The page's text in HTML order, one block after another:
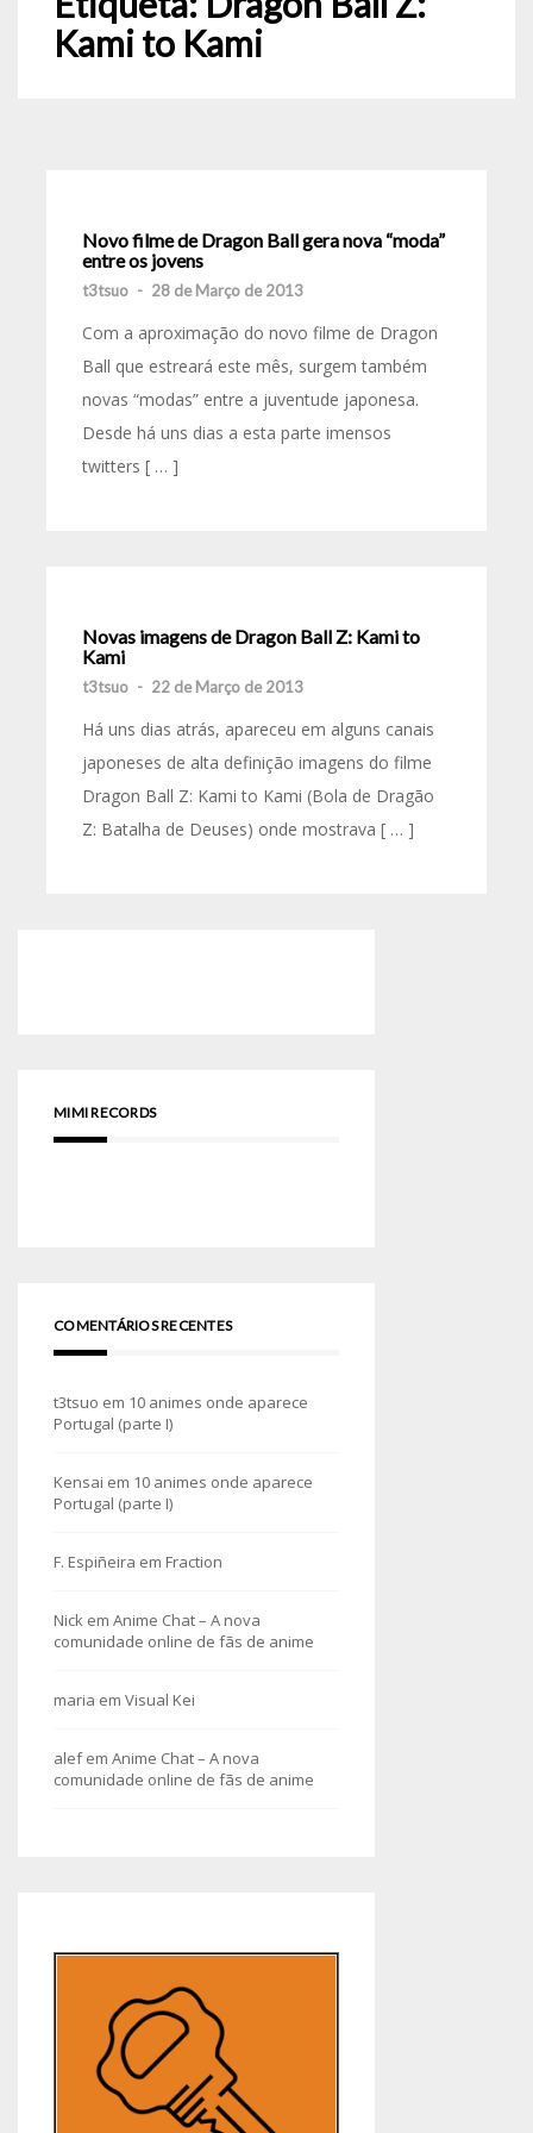
Kami to Kami
Novo filme de Dragon Ball gera nova “moda”
entre os jovens
t3tsuo - 28 de Março de 2013
Com a aproximação do novo filme de Dragon
Ball que estreará este mês, surgem também
novas “modas” entre a juventude japonesa.
Desde há uns dias a esta parte imensos
twitters [ … ]
Novas imagens de Dragon Ball Z: Kami to
Kami
t3tsuo - 22 de Março de 2013
Há uns dias atrás, apareceu em alguns canais
japoneses de alta definição imagens do filme
Dragon Ball Z: Kami to Kami (Bola de Dragão
Z: Batalha de Deuses) onde mostrava [ … ]
MIMI RECORDS
COMENTÁRIOS RECENTES
t3tsuo em 10 animes onde aparece
Portugal (parte I)
Kensai em 10 animes onde aparece
Portugal (parte I)
F. Espiñeira em Fraction
Nick em Anime Chat – A nova
comunidade online de fãs de anime
maria em Visual Kei
alefem Anime Chat – A nova
comunidade online de fãs de anime